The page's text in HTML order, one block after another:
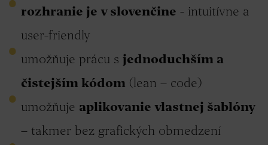
rozhranie je v slovenčine - intuitívne a
user-friendly
umožňuje prácu s jednoduchším a
čistejším kódom (lean – code)
umožňuje aplikovanie vlastnej šablóny
– takmer bez grafických obmedzení